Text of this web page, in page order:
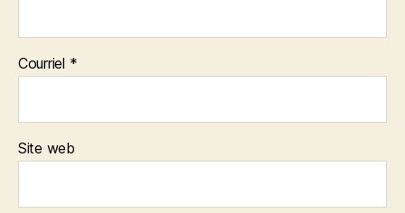
Courriel *
Site web